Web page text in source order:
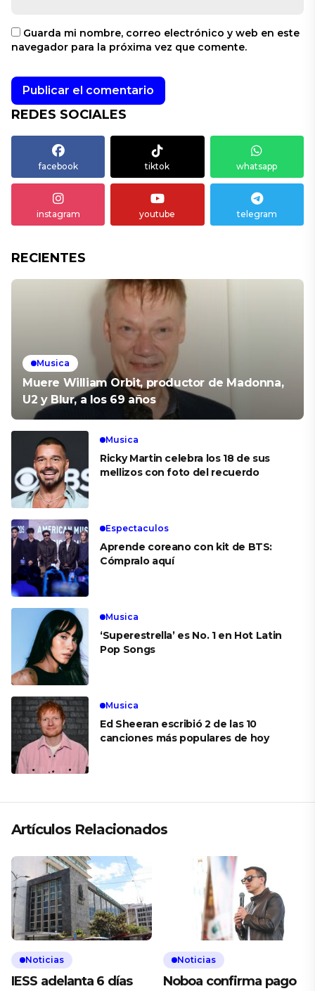
Guarda mi nombre, correo electrónico y web en este
navegador para la próxima vez que comente.
REDES SOCIALES
facebook tiktok whatsapp
instagram youtube telegram
RECIENTES
Musica
Muere William Orbit, productor de Madonna,
U2 y Blur, a los 69 años
Musica
Ricky Martin celebra los 18 de sus
mellizos con foto del recuerdo
Espectaculos
Aprende coreano con kit de BTS:
Cómpralo aquí
Musica
‘Superestrella’ es No. 1 en Hot Latin
Pop Songs
Musica
Ed Sheeran escribió 2 de las 10
canciones más populares de hoy
Artículos Relacionados
Noticias
IESS adelanta 6 días
Noticias
Noboa confirma pago